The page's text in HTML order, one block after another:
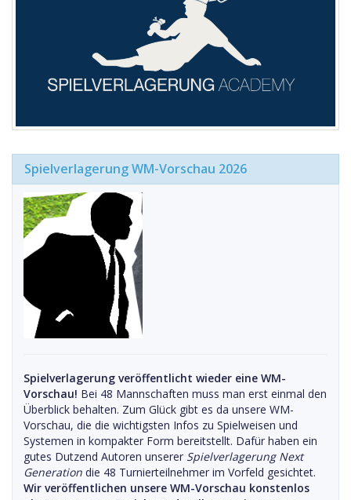
Spielverlagerung WM-Vorschau 2026
Spielverlagerung veröffentlicht wieder eine WM-
Vorschau! Bei 48 Mannschaften muss man erst einmal den
Überblick behalten. Zum Glück gibt es da unsere WM-
Vorschau, die die wichtigsten Infos zu Spielweisen und
Systemen in kompakter Form bereitstellt. Dafür haben ein
gutes Dutzend Autoren unserer Spielverlagerung Next
Generation die 48 Turnierteilnehmer im Vorfeld gesichtet.
Wir veröffentlichen unsere WM-Vorschau konstenlos